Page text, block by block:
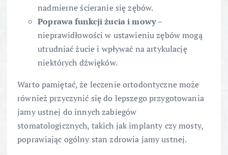
nadmierne ścieranie się zębów.
Poprawa funkcji żucia i mowy–
nieprawidłowości w ustawieniu zębów mogą
utrudniać żucie i wpływać na artykulację
niektórych dźwięków.
Warto pamiętać, że leczenie ortodontyczne może
również przyczynić się do lepszego przygotowania
jamy ustnej do innych zabiegów
stomatologicznych, takich jak implanty czy mosty,
poprawiając ogólny stan zdrowia jamy ustnej.